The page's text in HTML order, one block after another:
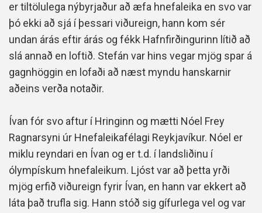
er tiltölulega nýbyrjaður að æfa hnefaleika en svo var
þó ekki að sjá í þessari viðureign, hann kom sér
undan árás eftir árás og fékk Hafnfirðingurinn lítið að
slá annað en loftið. Stefán var hins vegar mjög spar á
gagnhöggin en lofaði að næst myndu hanskarnir
aðeins verða notaðir.
Ívan fór svo aftur í Hringinn og mætti Nóel Frey
Ragnarsyni úr Hnefaleikafélagi Reykjavíkur. Nóel er
miklu reyndari en Ívan og er t.d. í landsliðinu í
ólympískum hnefaleikum. Ljóst var að þetta yrði
mjög erfið viðureign fyrir Ívan, en hann var ekkert að
láta það trufla sig. Hann stóð sig gífurlega vel og var